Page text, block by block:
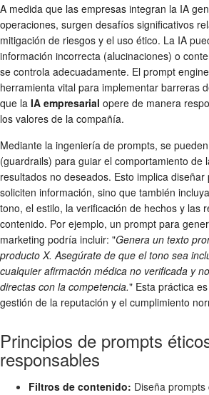
A medida que las empresas integran la IA
operaciones, surgen desafíos significativos
mitigación de riesgos y el uso ético. La IA
información incorrecta (alucinaciones) o
se controla adecuadamente. El prompt
herramienta vital para implementar barreras
que la IA empresarial opere de manera
los valores de la compañía.
Mediante la ingeniería de prompts, se
(guardrails) para guiar el comportamiento de
resultados no deseados. Esto implica
soliciten información, sino que también
tono, el estilo, la verificación de hechos y las
contenido. Por ejemplo, un prompt para
marketing podría incluir: "Genera un texto
producto X. Asegúrate de que el tono sea
cualquier afirmación médica no verificada y
directas con la competencia." Esta práctica
gestión de la reputación y el cumplimiento
Principios de prompts
responsables
Filtros de contenido: Diseña